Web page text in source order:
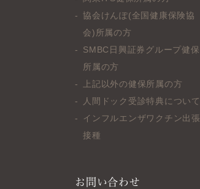
協会けんぽ(全国健康保険協
会)所属の方
SMBC日興証券グループ健保
所属の方
上記以外の健保所属の方
人間ドック受診特典について
インフルエンザワクチン出張
接種
お問い合わせ